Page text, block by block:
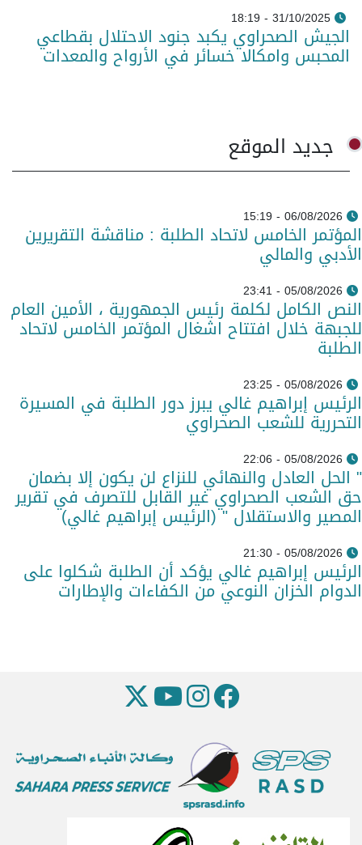
31/10/2025 - 18:19
الجيش الصحراوي يكبد جنود الاحتلال بقطاعي
المحبس وامكالا خسائر في الأرواح والمعدات
جديد الموقع
06/08/2026 - 15:19
المؤتمر الخامس لاتحاد الطلبة : مناقشة التقريرين
الأدبي والمالي
05/08/2026 - 23:41
النص الكامل لكلمة رئيس الجمهورية ، الأمين العام
للجبهة خلال افتتاح اشغال المؤتمر الخامس لاتحاد
الطلبة
05/08/2026 - 23:25
الرئيس إبراهيم غالي يبرز دور الطلبة في المسيرة
التحررية للشعب الصحراوي
05/08/2026 - 22:06
" الحل العادل والنهائي للنزاع لن يكون إلا بضمان
حق الشعب الصحراوي غير القابل للتصرف في تقرير
المصير والاستقلال " (الرئيس إبراهيم غالي)
05/08/2026 - 21:30
الرئيس إبراهيم غالي يؤكد أن الطلبة شكلوا على
الدوام الخزان النوعي من الكفاءات والإطارات